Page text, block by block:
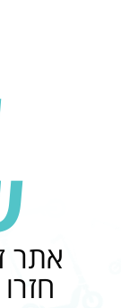
אתר